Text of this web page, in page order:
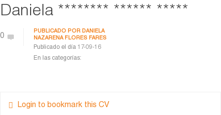
Daniela ******** ****** *****
0
PUBLICADO POR DANIELA
NAZARENA FLORES FARES
Publicado el día 17-09-16
En las categorías:
Login to bookmark this CV